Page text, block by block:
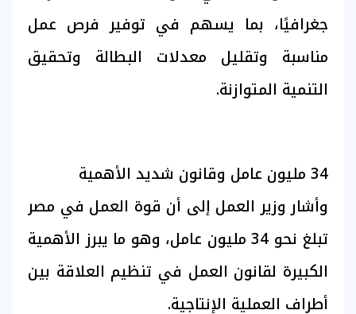
جغرافيًا، بما يسهم في توفير فرص عمل
مناسبة وتقليل معدلات البطالة وتحقيق
التنمية المتوازنة.
34 مليون عامل وقانون شديد الأهمية
وأشار وزير العمل إلى أن قوة العمل في مصر
تبلغ نحو 34 مليون عامل، وهو ما يبرز الأهمية
الكبيرة لقانون العمل في تنظيم العلاقة بين
أطراف العملية الإنتاجية.